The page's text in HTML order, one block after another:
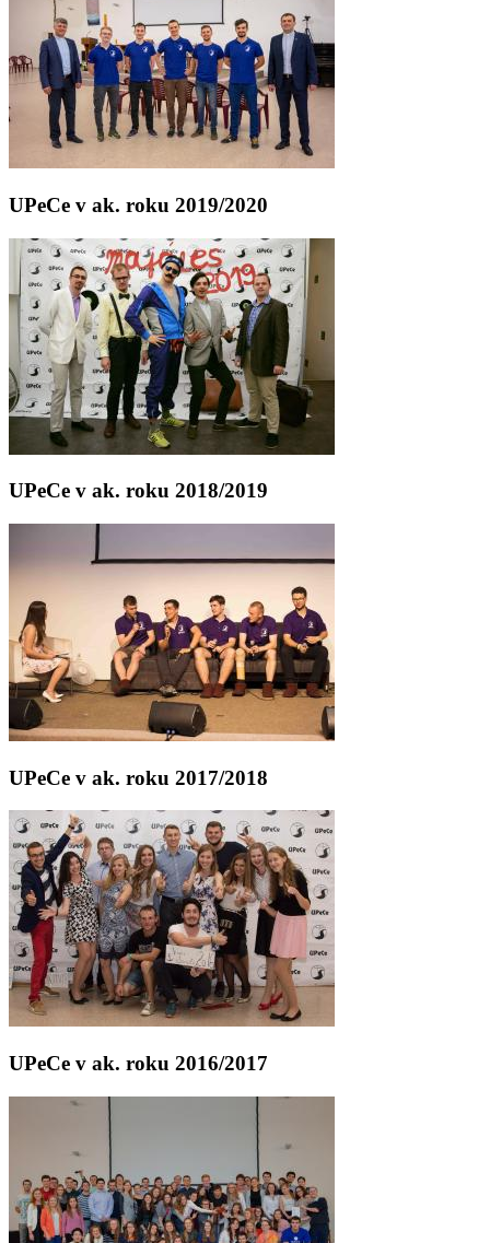
UPeCe v ak. roku 2019/2020
UPeCe v ak. roku 2018/2019
UPeCe v ak. roku 2017/2018
UPeCe v ak. roku 2016/2017